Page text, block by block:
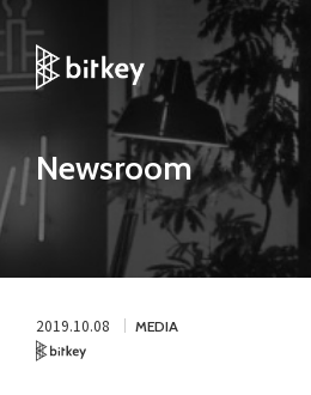
Newsroom
2019.10.08 MEDIA